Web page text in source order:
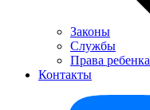
Законы
Службы
Права ребенка
Контакты